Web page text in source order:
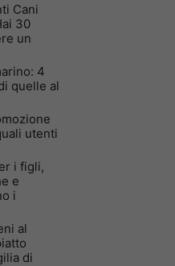
Cani
30
un
4
quelle al
utenti
i figli,
e
i
al
di